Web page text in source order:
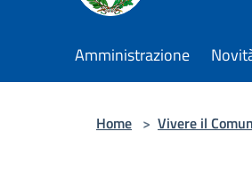
Amministrazione
Home > Vivere il